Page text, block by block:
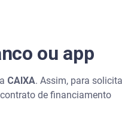
ou app
CAIXA. Assim, para
de financiamento